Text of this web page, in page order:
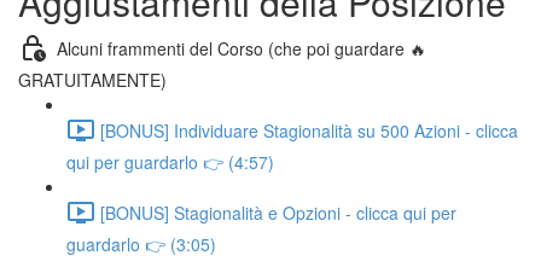
Alcuni frammenti del Corso (che poi guardare 🔥
GRATUITAMENTE)
[BONUS] Individuare Stagionalità su 500 Azioni - clicca
qui per guardarlo 👉 (4:57)
[BONUS] Stagionalità e Opzioni - clicca qui per
guardarlo 👉 (3:05)